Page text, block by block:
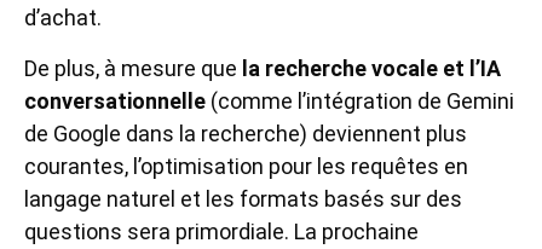
d’achat.
De plus, à mesure que la recherche vocale et l’IA
conversationnelle (comme l’intégration de Gemini
de Google dans la recherche) deviennent plus
courantes, l’optimisation pour les requêtes en
langage naturel et les formats basés sur des
questions sera primordiale. La prochaine